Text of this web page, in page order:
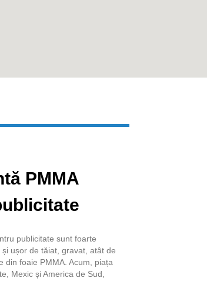
PMMA
publicitate sunt foarte
ușor de tăiat, gravat, atât de
din foaie PMMA. Acum, piața
Mexic și America de Sud,